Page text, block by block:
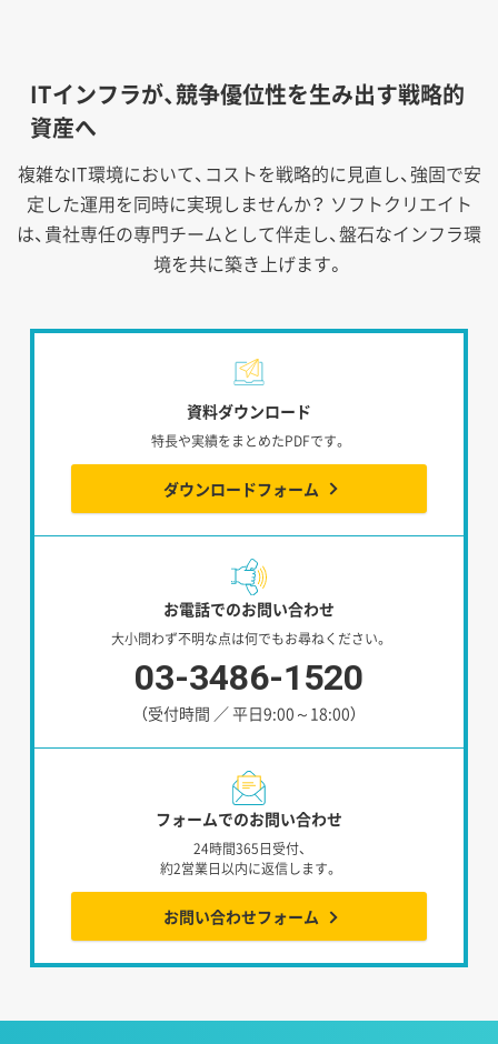
ITインフラが、競争優位性を生み出す戦略的
資産へ
複雑なIT環境において、コストを戦略的に見直し、強固で安
定した運用を同時に実現しませんか？ ソフトクリエイト
は、貴社専任の専門チームとして伴走し、盤石なインフラ環
境を共に築き上げます。
資料ダウンロード
特長や実績をまとめたPDFです。
ダウンロードフォーム
お電話でのお問い合わせ
大小問わず不明な点は何でもお尋ねください。
03-3486-1520
（受付時間 ／ 平日9:00～18:00）
フォームでのお問い合わせ
24時間365日受付、
約2営業日以内に返信します。
お問い合わせフォーム